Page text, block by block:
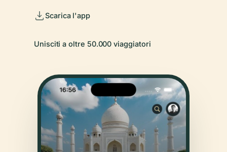
Scarica l'app
Unisciti a oltre 50.000 viaggiatori